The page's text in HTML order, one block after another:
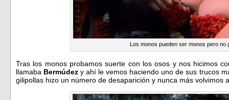
Los monos pueden ser monos pero no
Tras los monos probamos suerte con los osos y nos hicimos
llamaba Bermúdez y ahí le vemos haciendo uno de sus trucos
gilipollas hizo un número de desaparición y nunca más volvimos